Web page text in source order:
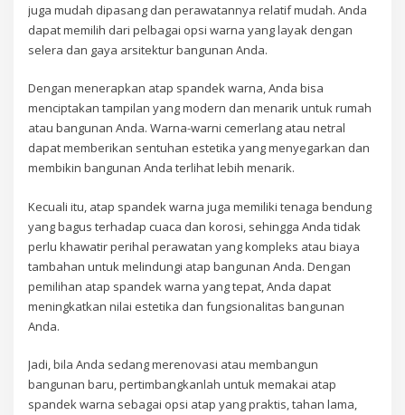
juga mudah dipasang dan perawatannya relatif mudah. Anda
dapat memilih dari pelbagai opsi warna yang layak dengan
selera dan gaya arsitektur bangunan Anda.
Dengan menerapkan atap spandek warna, Anda bisa
menciptakan tampilan yang modern dan menarik untuk rumah
atau bangunan Anda. Warna-warni cemerlang atau netral
dapat memberikan sentuhan estetika yang menyegarkan dan
membikin bangunan Anda terlihat lebih menarik.
Kecuali itu, atap spandek warna juga memiliki tenaga bendung
yang bagus terhadap cuaca dan korosi, sehingga Anda tidak
perlu khawatir perihal perawatan yang kompleks atau biaya
tambahan untuk melindungi atap bangunan Anda. Dengan
pemilihan atap spandek warna yang tepat, Anda dapat
meningkatkan nilai estetika dan fungsionalitas bangunan
Anda.
Jadi, bila Anda sedang merenovasi atau membangun
bangunan baru, pertimbangkanlah untuk memakai atap
spandek warna sebagai opsi atap yang praktis, tahan lama,